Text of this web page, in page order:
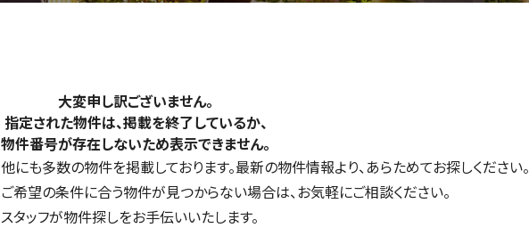
大変申し訳ございません。
指定された物件は、掲載を終了しているか、
物件番号が存在しないため表示できません。
他にも多数の物件を掲載しております。最新の物件情報より、あらためてお探しください。
ご希望の条件に合う物件が見つからない場合は、お気軽にご相談ください。
スタッフが物件探しをお手伝いいたします。